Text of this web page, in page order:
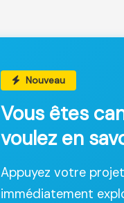
Nouveau
Vous êtes
voulez en
Appuyez votre
immédiatement